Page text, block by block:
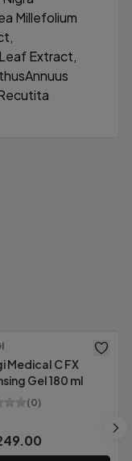
Millefolium
Extract,
Kargo!
altında.
Medical C FX
Gel 180 ml
(0)